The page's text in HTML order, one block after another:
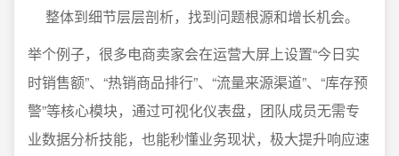
整体到细节层层剖析，找到问题根源和增长机会。
举个例子，很多电商卖家会在运营大屏上设置“今日实
时销售额”、“热销商品排行”、“流量来源渠道”、“库存预
警”等核心模块，通过可视化仪表盘，团队成员无需专
业数据分析技能，也能秒懂业务现状，极大提升响应速